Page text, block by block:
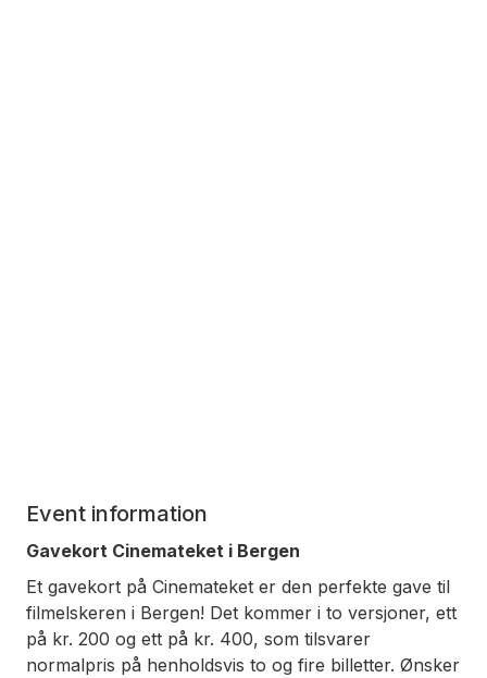
Event information
Gavekort Cinemateket i Bergen
Et gavekort på Cinemateket er den perfekte gave til
filmelskeren i Bergen! Det kommer i to versjoner, ett
på kr. 200 og ett på kr. 400, som tilsvarer
normalpris på henholdsvis to og fire billetter. Ønsker